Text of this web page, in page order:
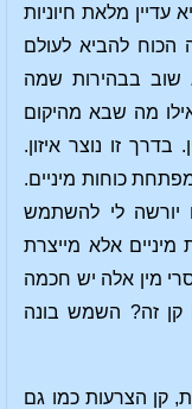
מלאת חיוניות
להביא לעולם
שוב בבהירות שמה
מה שבא מהיקום
בדרך זו נוצר איזון.
כוחות מיניים.
יורשה לי להשתמש
מיניים אלא מייצרת
מין אלה יש חכמה
קן זה? השמש בונה
קן הצרעות כמו גם